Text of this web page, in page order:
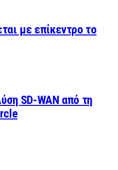
με επίκεντρο το
SD-WAN από τη